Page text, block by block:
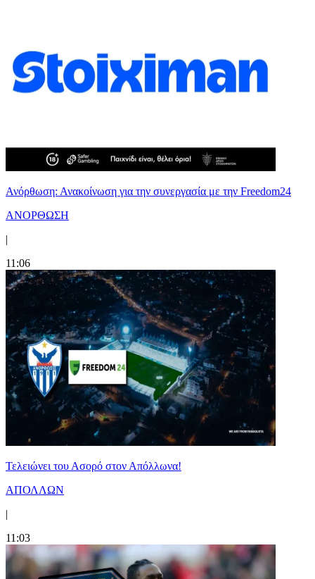
Ανόρθωση: Ανακοίνωση για την συνεργασία με την Freedom24
ΑΝΟΡΘΩΣΗ
|
11:06
Τελειώνει του Ασορό στον Απόλλωνα!
ΑΠΟΛΛΩΝ
|
11:03